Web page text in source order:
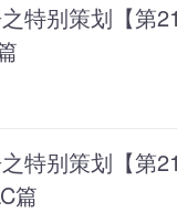
特别策划【第
特别策划【第
篇